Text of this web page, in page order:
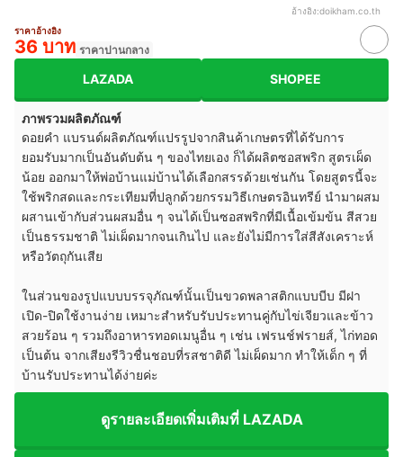
อ้างอิง:doikham.co.th
ราคาอ้างอิง
36 บาท ราคาปานกลาง
LAZADA SHOPEE
ภาพรวมผลิตภัณฑ์
ดอยคำ แบรนด์ผลิตภัณฑ์แปรรูปจากสินค้าเกษตรที่ได้รับการ
ยอมรับมากเป็นอันดับต้น ๆ ของไทยเอง ก็ได้ผลิตซอสพริก สูตรเผ็ด
น้อย ออกมาให้พ่อบ้านแม่บ้านได้เลือกสรรด้วยเช่นกัน โดยสูตรนี้จะ
ใช้พริกสดและกระเทียมที่ปลูกด้วยกรรมวิธีเกษตรอินทรีย์ นำมาผสม
ผสานเข้ากับส่วนผสมอื่น ๆ จนได้เป็นซอสพริกที่มีเนื้อเข้มข้น สีสวย
เป็นธรรมชาติ ไม่เผ็ดมากจนเกินไป และยังไม่มีการใส่สีสังเคราะห์
หรือวัตถุกันเสีย
ในส่วนของรูปแบบบรรจุภัณฑ์นั้นเป็นขวดพลาสติกแบบบีบ มีฝา
เปิด-ปิดใช้งานง่าย เหมาะสำหรับรับประทานคู่กับไข่เจียวและข้าว
สวยร้อน ๆ รวมถึงอาหารทอดเมนูอื่น ๆ เช่น เฟรนช์ฟรายส์, ไก่ทอด
เป็นต้น จากเสียงรีวิวชื่นชอบที่รสชาติดี ไม่เผ็ดมาก ทำให้เด็ก ๆ ที่
บ้านรับประทานได้ง่ายค่ะ
ดูรายละเอียดเพิ่มเติมที่ LAZADA